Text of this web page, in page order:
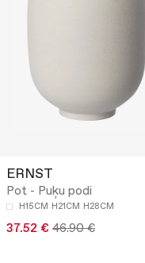
ERNST
Pot - Puķu podi
H15CM H21CM H28CM
37.52 € 46.90 €